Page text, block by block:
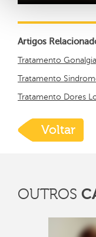
Artigos
Tratamento
Tratamento
Tratamento Dores
Voltar
OUTROS